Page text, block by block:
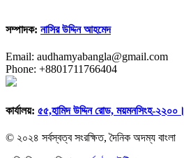
সম্পাদক: নাসির উদ্দিন আহমেদ
Email: audhamyabangla@gmail.com
Phone: +8801711766404
কার্যালয়: ৫৫,হামিদ উদ্দিন রোড, ময়মনসিংহ-২২০০।
© ২০২৪ সর্বস্বত্ব সংরক্ষিত, দৈনিক অদম্য বাংলা